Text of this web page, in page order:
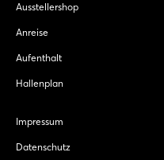
Ausstellershop
Anreise
Aufenthalt
Hallenplan
Impressum
Datenschutz